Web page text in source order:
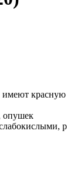
красную
опушек